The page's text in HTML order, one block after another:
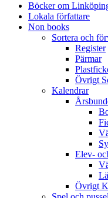
Böcker om
Lokala författare
Non books
Sortera och
Register
Pärmar
Övrigt
Kalendrar
Elev-
Övrigt